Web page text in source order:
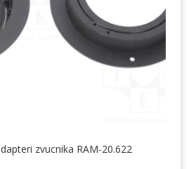
zvucnika RAM-20.622